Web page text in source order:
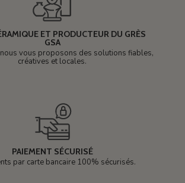
ET PRODUCTEUR DU GRÈS
GSA
vous proposons des solutions fiables,
créatives et locales.
PAIEMENT SÉCURISÉ
par carte bancaire 100% sécurisés.